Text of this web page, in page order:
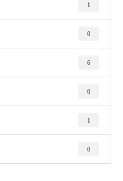
1
0
6
0
1
0